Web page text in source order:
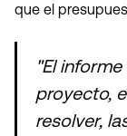
que el
"El
proyecto,
resolver,